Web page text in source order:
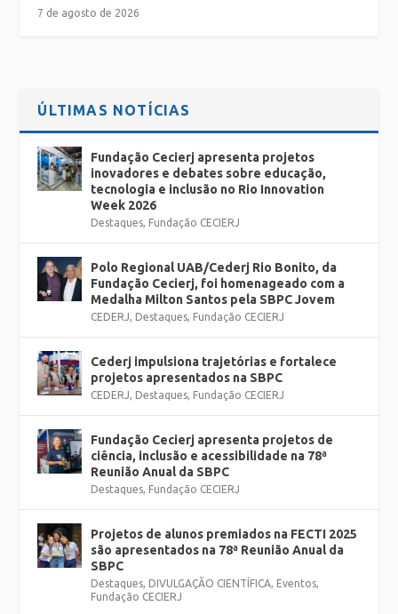
7 de agosto de 2026
ÚLTIMAS NOTÍCIAS
Fundação Cecierj apresenta projetos
inovadores e debates sobre educação,
tecnologia e inclusão no Rio Innovation
Week 2026
Destaques Fundação CECIERJ
Polo Regional UAB/Cederj Rio Bonito, da
Fundação Cecierj, foi homenageado com a
Medalha Milton Santos pela SBPC Jovem
CEDERJ Destaques Fundação CECIERJ
Cederj impulsiona trajetórias e fortalece
projetos apresentados na SBPC
CEDERJ Destaques Fundação CECIERJ
Fundação Cecierj apresenta projetos de
ciência, inclusão e acessibilidade na 78ª
Reunião Anual da SBPC
Destaques Fundação CECIERJ
Projetos de alunos premiados na FECTI 2025
são apresentados na 78ª Reunião Anual da
SBPC
Destaques DIVULGAÇÃO CIENTÍFICA Eventos
Fundação CECIERJ